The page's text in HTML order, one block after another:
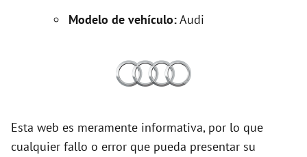
Modelo de vehículo:Audi
Esta web es meramente informativa, por lo que
cualquier fallo o error que pueda presentar su